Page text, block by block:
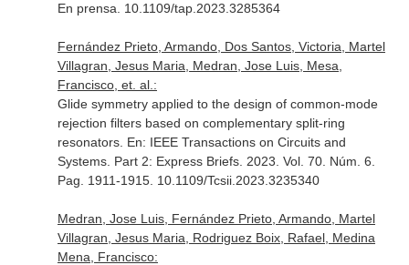
En prensa. 10.1109/tap.2023.3285364
Fernández Prieto, Armando, Dos Santos, Victoria, Martel
Villagran, Jesus Maria, Medran, Jose Luis, Mesa,
Francisco, et. al.:
Glide symmetry applied to the design of common-mode
rejection filters based on complementary split-ring
resonators. En: IEEE Transactions on Circuits and
Systems. Part 2: Express Briefs. 2023. Vol. 70. Núm. 6.
Pag. 1911-1915. 10.1109/Tcsii.2023.3235340
Medran, Jose Luis, Fernández Prieto, Armando, Martel
Villagran, Jesus Maria, Rodriguez Boix, Rafael, Medina
Mena, Francisco: